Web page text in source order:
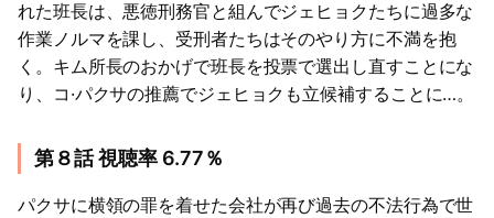
れた班長は、悪徳刑務官と組んでジェヒョクたちに過多な
作業ノルマを課し、受刑者たちはそのやり方に不満を抱
く。キム所長のおかげで班長を投票で選出し直すことにな
り、コ·パクサの推薦でジェヒョクも立候補することに…。
第８話 視聴率 6.77％
パクサに横領の罪を着せた会社が再び過去の不法行為で世